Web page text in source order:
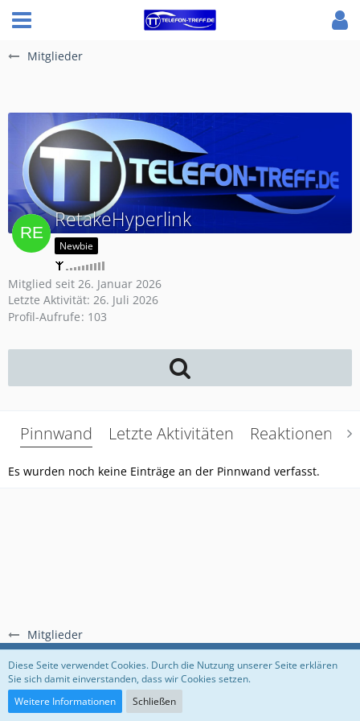
Mitglieder
Mitglieder
RetakeHyperlink
Newbie
Mitglied seit 26. Januar 2026
Letzte Aktivität: 26. Juli 2026
Profil-Aufrufe 103
Pinnwand Letzte Aktivitäten Reaktionen
Es wurden noch keine Einträge an der Pinnwand verfasst.
Regeln Datenschutzerklärung Impressum
Community-Software:
Diese Seite verwendet Cookies. Durch die Nutzung unserer Seite erklären
Sie sich damit einverstanden, dass wir Cookies setzen.
Weitere Informationen
Schließen